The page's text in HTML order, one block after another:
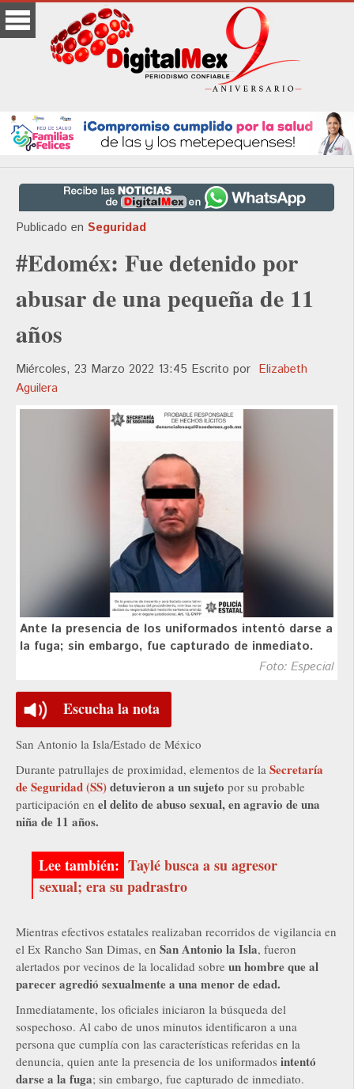
Publicado en Seguridad
#Edoméx: Fue detenido por
abusar de una pequeña de 11
años
Miércoles, 23 Marzo 2022 13:45 Escrito por Elizabeth
Aguilera
Ante la presencia de los uniformados intentó darse a
la fuga; sin embargo, fue capturado de inmediato.
Foto: Especial
Escucha la nota
San Antonio la Isla/Estado de México
Durante patrullajes de proximidad, elementos de la Secretaría
de Seguridad (SS)detuvieron a un sujeto por su probable
participación en el delito de abuso sexual, en agravio de una
niña de 11 años.
Taylé busca a su agresor
sexual; era su padrastro
Mientras efectivos estatales realizaban recorridos de vigilancia en
el Ex Rancho San Dimas, en San Antonio la Isla, fueron
alertados por vecinos de la localidad sobre un hombre que al
parecer agredió sexualmente a una menor de edad.
Inmediatamente, los oficiales iniciaron la búsqueda del
sospechoso. Al cabo de unos minutos identificaron a una
persona que cumplía con las características referidas en la
denuncia, quien ante la presencia de los uniformados intentó
darse a la fuga; sin embargo, fue capturado de inmediato.